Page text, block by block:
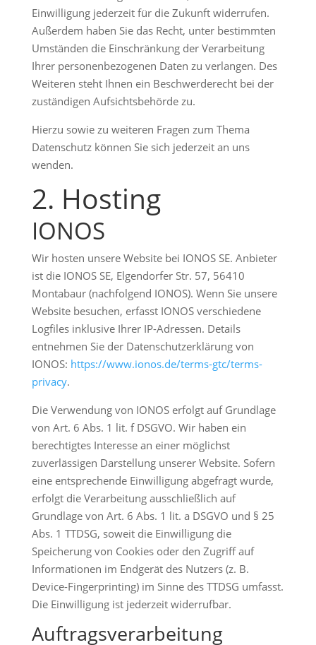
Einwilligung jederzeit für die Zukunft widerrufen.
Außerdem haben Sie das Recht, unter bestimmten
Umständen die Einschränkung der Verarbeitung
Ihrer personenbezogenen Daten zu verlangen. Des
Weiteren steht Ihnen ein Beschwerderecht bei der
zuständigen Aufsichtsbehörde zu.
Hierzu sowie zu weiteren Fragen zum Thema
Datenschutz können Sie sich jederzeit an uns
wenden.
2. Hosting
IONOS
Wir hosten unsere Website bei IONOS SE. Anbieter
ist die IONOS SE, Elgendorfer Str. 57, 56410
Montabaur (nachfolgend IONOS). Wenn Sie unsere
Website besuchen, erfasst IONOS verschiedene
Logfiles inklusive Ihrer IP-Adressen. Details
entnehmen Sie der Datenschutzerklärung von
IONOS: https://www.ionos.de/terms-gtc/terms-
privacy.
Die Verwendung von IONOS erfolgt auf Grundlage
von Art. 6 Abs. 1 lit. f DSGVO. Wir haben ein
berechtigtes Interesse an einer möglichst
zuverlässigen Darstellung unserer Website. Sofern
eine entsprechende Einwilligung abgefragt wurde,
erfolgt die Verarbeitung ausschließlich auf
Grundlage von Art. 6 Abs. 1 lit. a DSGVO und § 25
Abs. 1 TTDSG, soweit die Einwilligung die
Speicherung von Cookies oder den Zugriff auf
Informationen im Endgerät des Nutzers (z. B.
Device-Fingerprinting) im Sinne des TTDSG umfasst.
Die Einwilligung ist jederzeit widerrufbar.
Auftragsverarbeitung